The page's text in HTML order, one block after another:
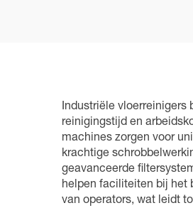
Industriële vloerreinigers
reinigingstijd en
machines zorgen voor
krachtige
geavanceerde
helpen faciliteiten bij het
van operators, wat leidt